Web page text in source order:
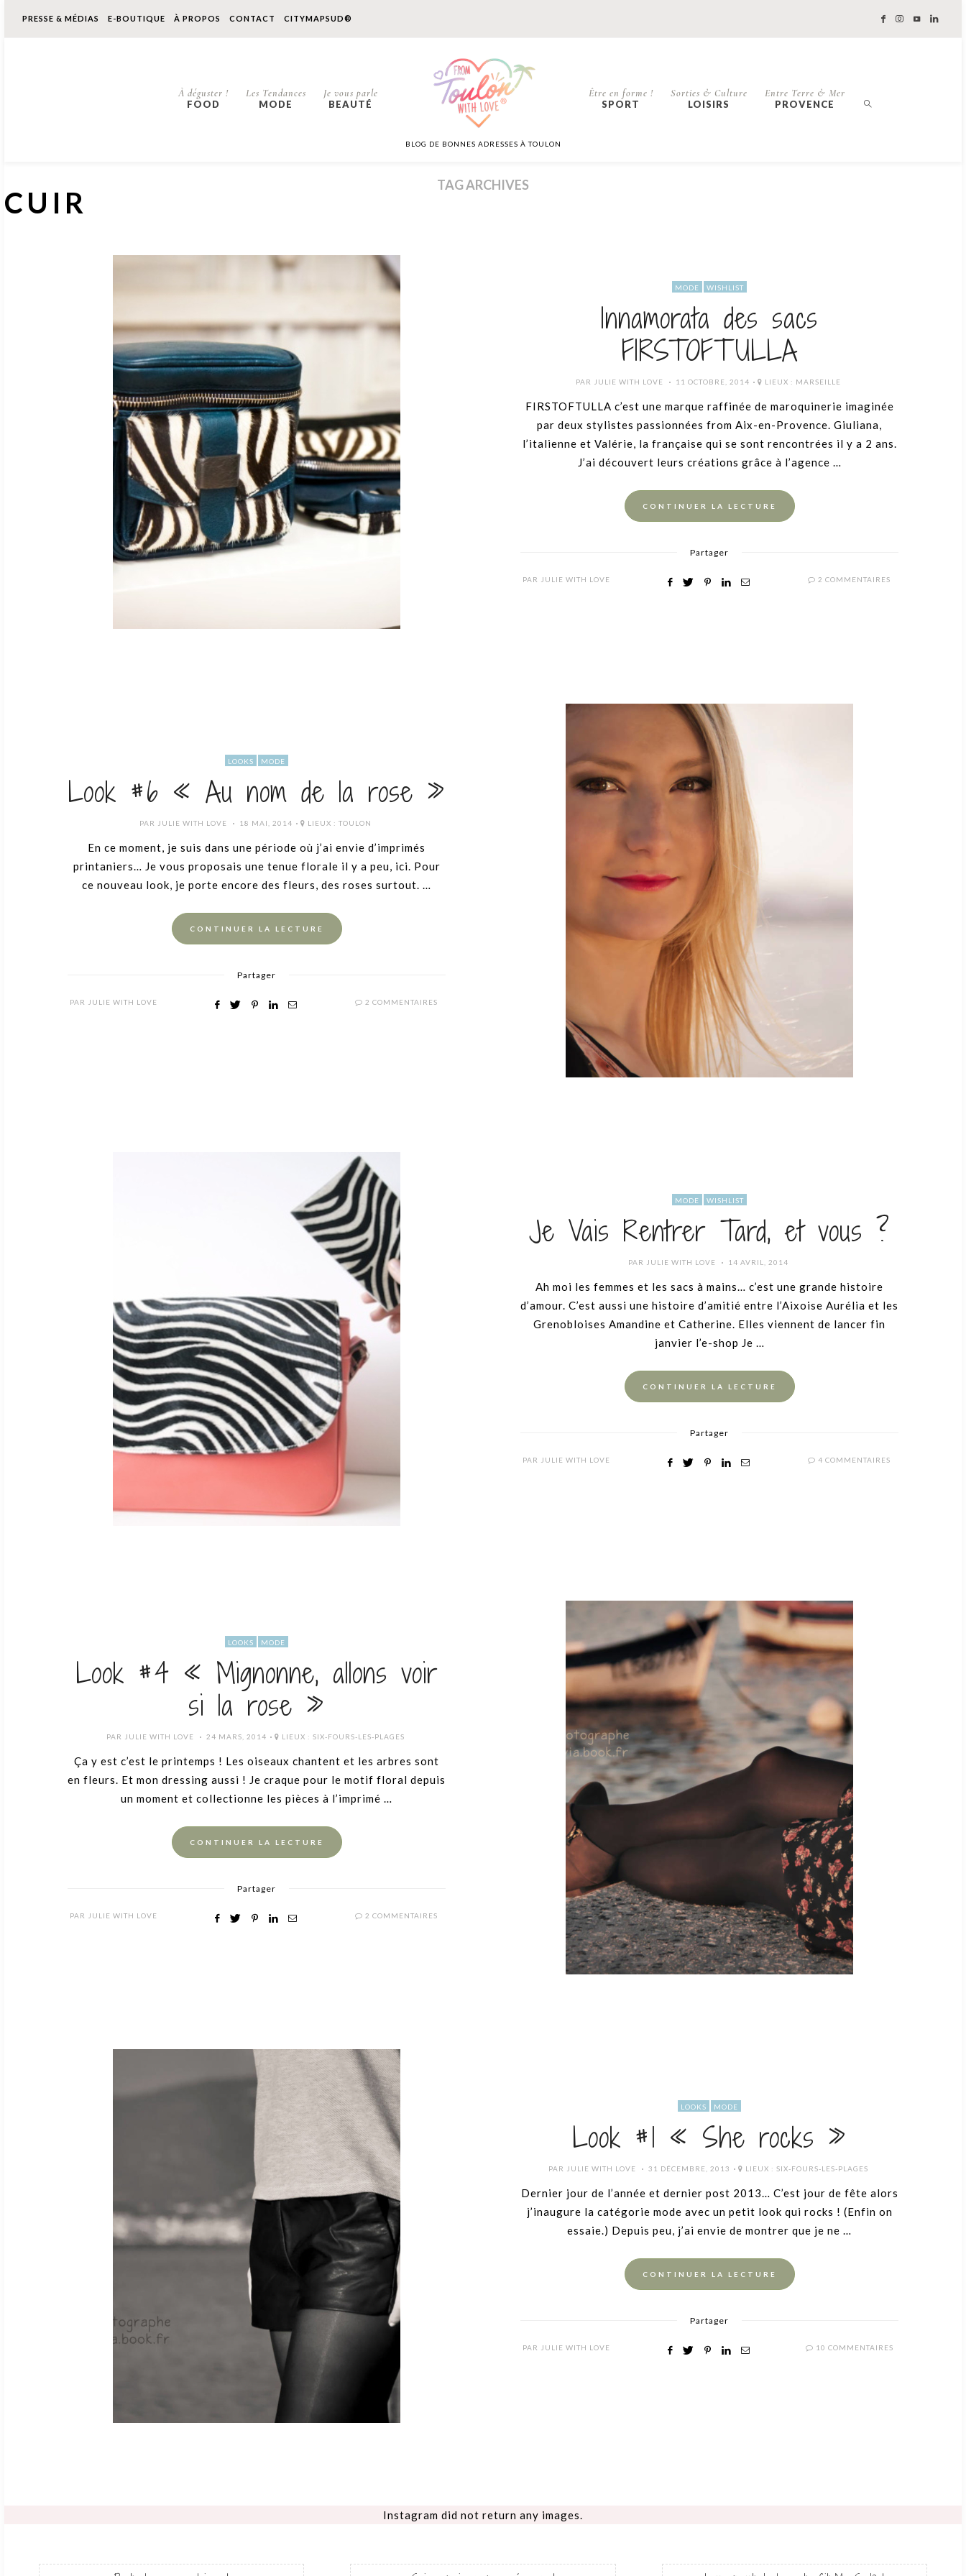
PRESSE & MÉDIAS E-BOUTIQUE À PROPOS CONTACT CITYMAPSUD®
À déguster !
FOOD
Les Tendances
MODE
Je vous parle
BEAUTÉ
BLOG DE BONNES ADRESSES À TOULON
Être en forme !
SPORT
Sorties & Culture
LOISIRS
Entre Terre & Mer
PROVENCE
TAG ARCHIVES
CUIR
MODE WISHLIST
Innamorata des sacs
FIRSTOFTULLA
PAR JULIE WITH LOVE
POSTED
11 OCTOBRE, 2014 LIEUX : MARSEILLE
FIRSTOFTULLA c’est une marque raffinée de maroquinerie imaginée
par deux stylistes passionnées from Aix-en-Provence. Giuliana,
l’italienne et Valérie, la française qui se sont rencontrées il y a 2 ans.
J’ai découvert leurs créations grâce à l’agence …
CONTINUER LA LECTURE
Partager
PAR JULIE WITH LOVE 2 COMMENTAIRES
LOOKS MODE
Look #6 « Au nom de la rose »
PAR JULIE WITH LOVE
POSTED
18 MAI, 2014 LIEUX : TOULON
En ce moment, je suis dans une période où j’ai envie d’imprimés
printaniers… Je vous proposais une tenue florale il y a peu, ici. Pour
ce nouveau look, je porte encore des fleurs, des roses surtout. …
CONTINUER LA LECTURE
Partager
PAR JULIE WITH LOVE 2 COMMENTAIRES
MODE WISHLIST
Je Vais Rentrer Tard, et vous ?
PAR JULIE WITH LOVE
POSTED
14 AVRIL, 2014
Ah moi les femmes et les sacs à mains… c’est une grande histoire
d’amour. C’est aussi une histoire d’amitié entre l’Aixoise Aurélia et les
Grenobloises Amandine et Catherine. Elles viennent de lancer fin
janvier l’e-shop Je …
CONTINUER LA LECTURE
Partager
PAR JULIE WITH LOVE 4 COMMENTAIRES
LOOKS MODE
Look #4 « Mignonne, allons voir
si la rose »
PAR JULIE WITH LOVE
POSTED
24 MARS, 2014 LIEUX : SIX-FOURS-LES-PLAGES
Ça y est c’est le printemps ! Les oiseaux chantent et les arbres sont
en fleurs. Et mon dressing aussi ! Je craque pour le motif floral depuis
un moment et collectionne les pièces à l’imprimé …
CONTINUER LA LECTURE
Partager
PAR JULIE WITH LOVE 2 COMMENTAIRES
LOOKS MODE
Look #1 « She rocks »
PAR JULIE WITH LOVE
POSTED
31 DÉCEMBRE, 2013 LIEUX : SIX-FOURS-LES-PLAGES
Dernier jour de l’année et dernier post 2013… C’est jour de fête alors
j’inaugure la catégorie mode avec un petit look qui rocks ! (Enfin on
essaie.) Depuis peu, j’ai envie de montrer que je ne …
CONTINUER LA LECTURE
Partager
PAR JULIE WITH LOVE 10 COMMENTAIRES
Instagram did not return any images.